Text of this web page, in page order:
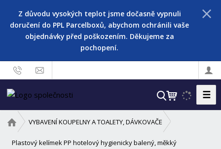
Z důvodu vysokých teplot jsme dočasně vypnuli
doručení do PPL Parcelboxů, abychom ochránili vaše
objednávky před poškozením. Děkujeme za
pochopení.
V
h
l
e
☰
v
o
VYBAVENÍ KOUPELNY A TOALETY, DÁVKOVAČE
Plastový kelímek PP hotelový hygienicky balený, měkký